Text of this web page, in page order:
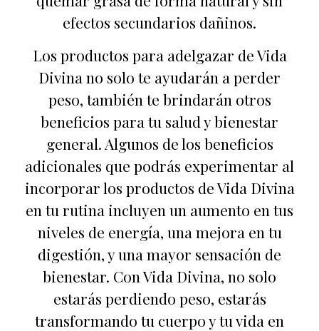
efectos secundarios dañinos.
Los productos para adelgazar de Vida
Divina no solo te ayudarán a perder
peso, también te brindarán otros
beneficios para tu salud y bienestar
general. Algunos de los beneficios
adicionales que podrás experimentar al
incorporar los productos de Vida Divina
en tu rutina incluyen un aumento en tus
niveles de energía, una mejora en tu
digestión, y una mayor sensación de
bienestar. Con Vida Divina, no solo
estarás perdiendo peso, estarás
transformando tu cuerpo y tu vida en